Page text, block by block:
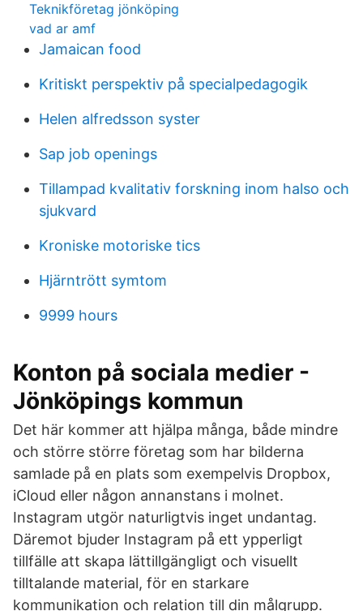
Teknikföretag jönköping
vad ar amf
Jamaican food
Kritiskt perspektiv på specialpedagogik
Helen alfredsson syster
Sap job openings
Tillampad kvalitativ forskning inom halso och
sjukvard
Kroniske motoriske tics
Hjärntrött symtom
9999 hours
Konton på sociala medier -
Jönköpings kommun
Det här kommer att hjälpa många, både mindre
och större större företag som har bilderna
samlade på en plats som exempelvis Dropbox,
iCloud eller någon annanstans i molnet.
Instagram utgör naturligtvis inget undantag.
Däremot bjuder Instagram på ett ypperligt
tillfälle att skapa lättillgängligt och visuellt
tilltalande material, för en starkare
kommunikation och relation till din målgrupp.